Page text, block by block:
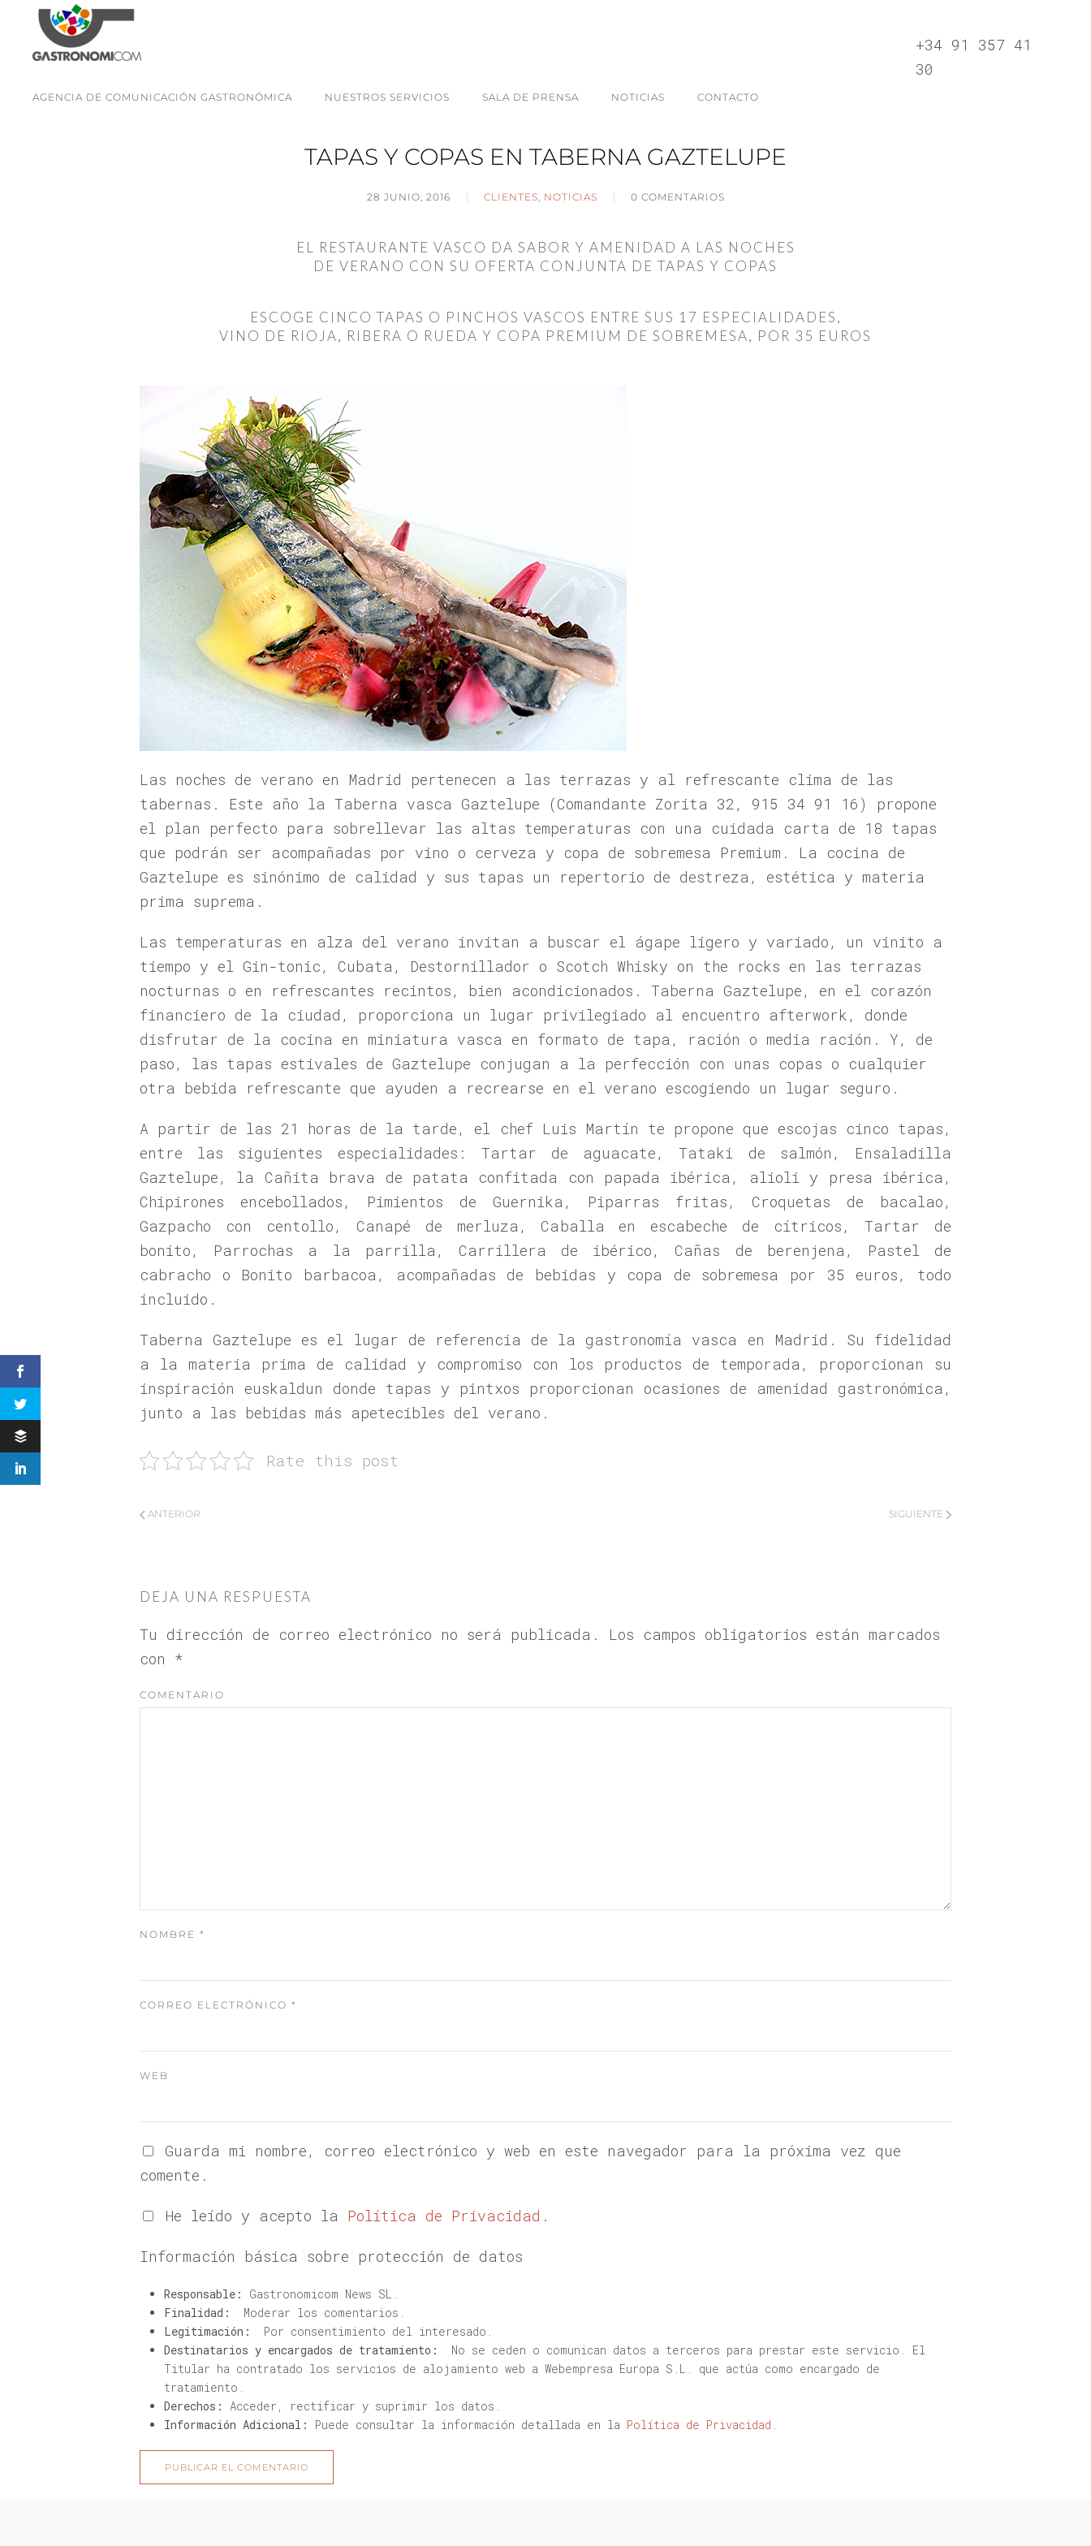
AGENCIA DE COMUNICACIÓN GASTRONÓMICA NUESTROS SERVICIOS SALA DE PRENSA NOTICIAS CONTACTO
+34 91 357 41
30
TAPAS Y COPAS EN TABERNA GAZTELUPE
28 JUNIO, 2016 CLIENTES, NOTICIAS 0 COMENTARIOS
EL RESTAURANTE VASCO DA SABOR Y AMENIDAD A LAS NOCHES
DE VERANO CON SU OFERTA CONJUNTA DE TAPAS Y COPAS
ESCOGE CINCO TAPAS O PINCHOS VASCOS ENTRE SUS 17 ESPECIALIDADES,
VINO DE RIOJA, RIBERA O RUEDA Y COPA PREMIUM DE SOBREMESA, POR 35 EUROS
Las noches de verano en Madrid pertenecen a las terrazas y al refrescante clima de las
tabernas. Este año la Taberna vasca Gaztelupe (Comandante Zorita 32, 915 34 91 16) propone
el plan perfecto para sobrellevar las altas temperaturas con una cuidada carta de 18 tapas
que podrán ser acompañadas por vino o cerveza y copa de sobremesa Premium. La cocina de
Gaztelupe es sinónimo de calidad y sus tapas un repertorio de destreza, estética y materia
prima suprema.
Las temperaturas en alza del verano invitan a buscar el ágape ligero y variado, un vinito a
tiempo y el Gin-tonic, Cubata, Destornillador o Scotch Whisky on the rocks en las terrazas
nocturnas o en refrescantes recintos, bien acondicionados. Taberna Gaztelupe, en el corazón
financiero de la ciudad, proporciona un lugar privilegiado al encuentro afterwork, donde
disfrutar de la cocina en miniatura vasca en formato de tapa, ración o media ración. Y, de
paso, las tapas estivales de Gaztelupe conjugan a la perfección con unas copas o cualquier
otra bebida refrescante que ayuden a recrearse en el verano escogiendo un lugar seguro.
A partir de las 21 horas de la tarde, el chef Luis Martín te propone que escojas cinco tapas,
entre las siguientes especialidades: Tartar de aguacate, Tataki de salmón, Ensaladilla
Gaztelupe, la Cañita brava de patata confitada con papada ibérica, alioli y presa ibérica,
Chipirones encebollados, Pimientos de Guernika, Piparras fritas, Croquetas de bacalao,
Gazpacho con centollo, Canapé de merluza, Caballa en escabeche de cítricos, Tartar de
bonito, Parrochas a la parrilla, Carrillera de ibérico, Cañas de berenjena, Pastel de
cabracho o Bonito barbacoa, acompañadas de bebidas y copa de sobremesa por 35 euros, todo
incluido.
Taberna Gaztelupe es el lugar de referencia de la gastronomía vasca en Madrid. Su fidelidad
a la materia prima de calidad y compromiso con los productos de temporada, proporcionan su
inspiración euskaldun donde tapas y pintxos proporcionan ocasiones de amenidad gastronómica,
junto a las bebidas más apetecibles del verano.
Rate this post
ANTERIOR SIGUIENTE
DEJA UNA RESPUESTA
Tu dirección de correo electrónico no será publicada. Los campos obligatorios están marcados
con *
COMENTARIO
NOMBRE *
CORREO ELECTRÓNICO *
WEB
Guarda mi nombre, correo electrónico y web en este navegador para la próxima vez que
comente.
He leído y acepto la Política de Privacidad .
Información básica sobre protección de datos
Responsable:
Gastronomicom News SL.
Finalidad:
Moderar los comentarios.
Legitimación:
Por consentimiento del interesado.
Destinatarios y encargados de tratamiento:
No se ceden o comunican datos a terceros para prestar este servicio. El
Titular ha contratado los servicios de alojamiento web a Webempresa Europa S.L. que actúa como encargado de
tratamiento.
Derechos: Acceder, rectificar y suprimir los datos.
Información Adicional:
Puede consultar la información detallada en la Política de Privacidad .
PUBLICAR EL COMENTARIO